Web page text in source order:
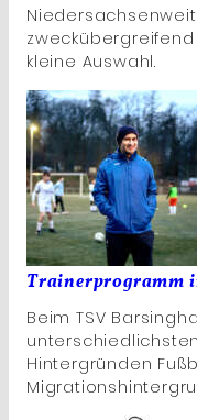
zweckübergreifend
kleine Auswahl.
Trainerprogramm
Beim TSV
Hintergründen